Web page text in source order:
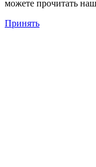
можете прочитать
Принять